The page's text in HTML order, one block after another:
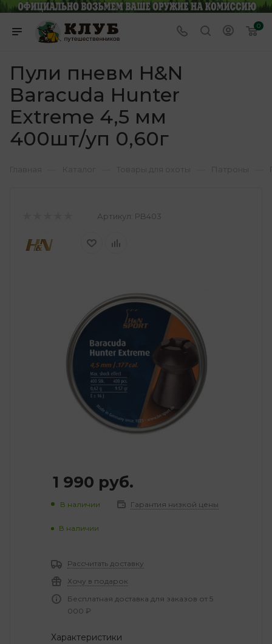
0
Пули пневм H&N
Baracuda Hunter
Extreme 4,5 мм
400шт/уп 0,60г
Артикул: PB403
1 990 руб.
В наличии Гарантия низкой цены
В наличии
Рассчитать доставку
Хочу в подарок
Бесплатная доставка для заказов от 5
000 ₽
Характеристики